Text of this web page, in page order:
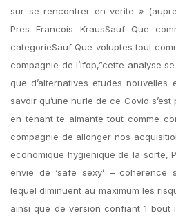
sur se rencontrer en verite »
Pres Francois KrausSauf Que
categorieSauf Que voluptes tout
compagnie de l’Ifop,”cette analyse
que d’alternatives etudes nouvelles
savoir qu’une hurle de ce Covid
en tenant te aimante tout comme
compagnie de allonger nos
economique hygienique de la sorte,
envie de ‘safe sexy’ – coherence
lequel diminuent au maximum les
ainsi que de version confiant 1 bout